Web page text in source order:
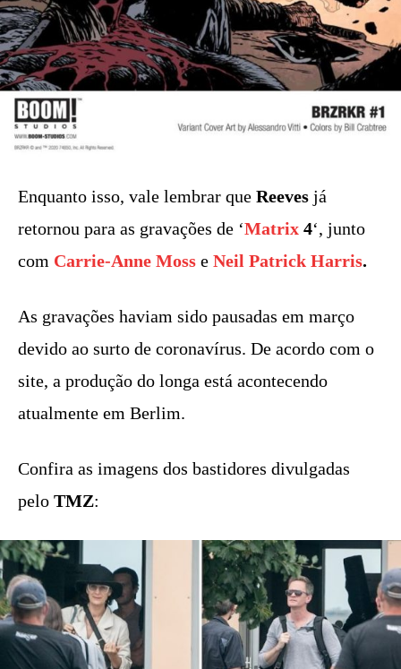
Enquanto isso, vale lembrar que Reeves já
retornou para as gravações de ‘Matrix 4‘, junto
com Carrie-Anne Moss e Neil Patrick Harris.
As gravações haviam sido pausadas em março
devido ao surto de coronavírus. De acordo com o
site, a produção do longa está acontecendo
atualmente em Berlim.
Confira as imagens dos bastidores divulgadas
pelo TMZ: